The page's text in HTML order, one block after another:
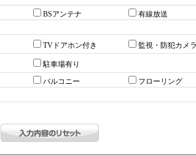
BSアンテナ
有線放送
TVドアホン付き 監視・防犯カメ
駐車場有り
バルコニー
フローリング